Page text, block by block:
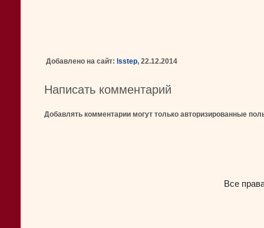
Добавлено на сайт: lsstep, 22.12.2014
Написать комментарий
Добавлять комментарии могут только авторизированные
Все